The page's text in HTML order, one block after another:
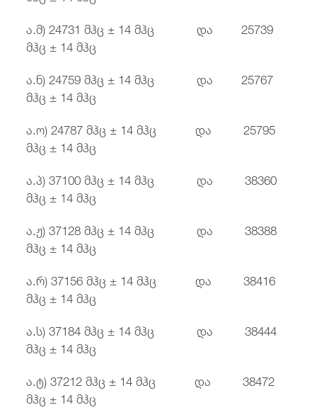
ა.მ) 24731 მჰც ± 14 მჰც და 25739
მჰც ± 14 მჰც
ა.ნ) 24759 მჰც ± 14 მჰც და 25767
მჰც ± 14 მჰც
ა.ო) 24787 მჰც ± 14 მჰც და 25795
მჰც ± 14 მჰც
ა.პ) 37100 მჰც ± 14 მჰც და 38360
მჰც ± 14 მჰც
ა.ჟ) 37128 მჰც ± 14 მჰც და 38388
მჰც ± 14 მჰც
ა.რ) 37156 მჰც ± 14 მჰც და 38416
მჰც ± 14 მჰც
ა.ს) 37184 მჰც ± 14 მჰც და 38444
მჰც ± 14 მჰც
ა.ტ) 37212 მჰც ± 14 მჰც და 38472
მჰც ± 14 მჰც